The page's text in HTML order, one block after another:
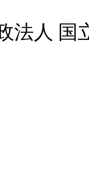
法人 国